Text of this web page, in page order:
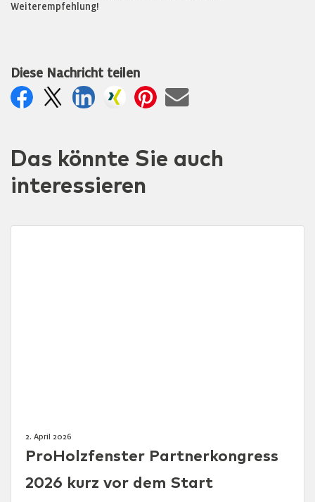
Weiterempfehlung!
Diese Nachricht teilen
Das könnte Sie auch
interessieren
2. April 2026
ProHolzfenster Partnerkongress
2026 kurz vor dem Start